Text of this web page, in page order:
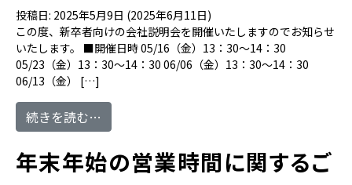
投稿日: 2025年5月9日 (2025年6月11日)
この度、新卒者向けの会社説明会を開催いたしますのでお知らせ
いたします。 ■開催日時 05/16（金）13：30～14：30
05/23（金）13：30～14：30 06/06（金）13：30～14：30
06/13（金） […]
続きを読む…
年末年始の営業時間に関するご